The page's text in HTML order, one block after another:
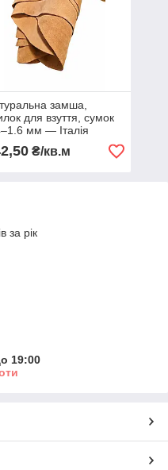
замша,
для взуття, сумок
мм — Італія
Mastrotto
₴/кв.м
за рік
19:00